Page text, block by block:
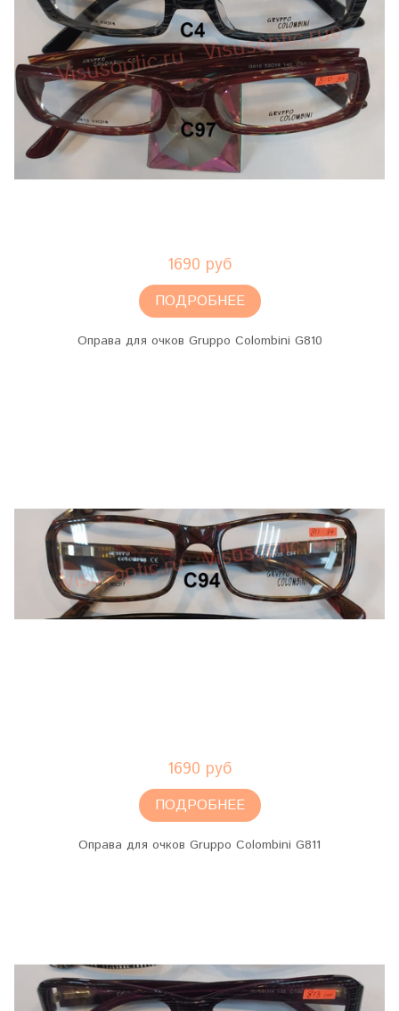
1690 руб
ПОДРОБНЕЕ
Оправа для очков Gruppo Colombini G810
1690 руб
ПОДРОБНЕЕ
Оправа для очков Gruppo Colombini G811